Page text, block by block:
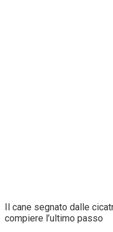
Il cane segnato dalle
compiere l’ultimo passo